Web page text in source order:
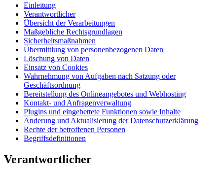
Einleitung
Verantwortlicher
Übersicht der Verarbeitungen
Maßgebliche Rechtsgrundlagen
Sicherheitsmaßnahmen
Übermittlung von personenbezogenen Daten
Löschung von Daten
Einsatz von Cookies
Wahrnehmung von Aufgaben nach Satzung oder
Geschäftsordnung
Bereitstellung des Onlineangebotes und Webhosting
Kontakt- und Anfragenverwaltung
Plugins und eingebettete Funktionen sowie Inhalte
Änderung und Aktualisierung der Datenschutzerklärung
Rechte der betroffenen Personen
Begriffsdefinitionen
Verantwortlicher